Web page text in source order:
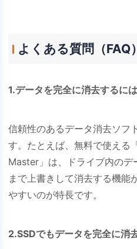
よくある質問（FAQ）
1.データを完全に消去するに
信頼性のあるデータ消去ソフ
す。たとえば、無料で使える
Master」は、ドライブ内のデ
まで上書きして消去する機能
やすいのが特長です。
2.SSDでもデータを完全に消